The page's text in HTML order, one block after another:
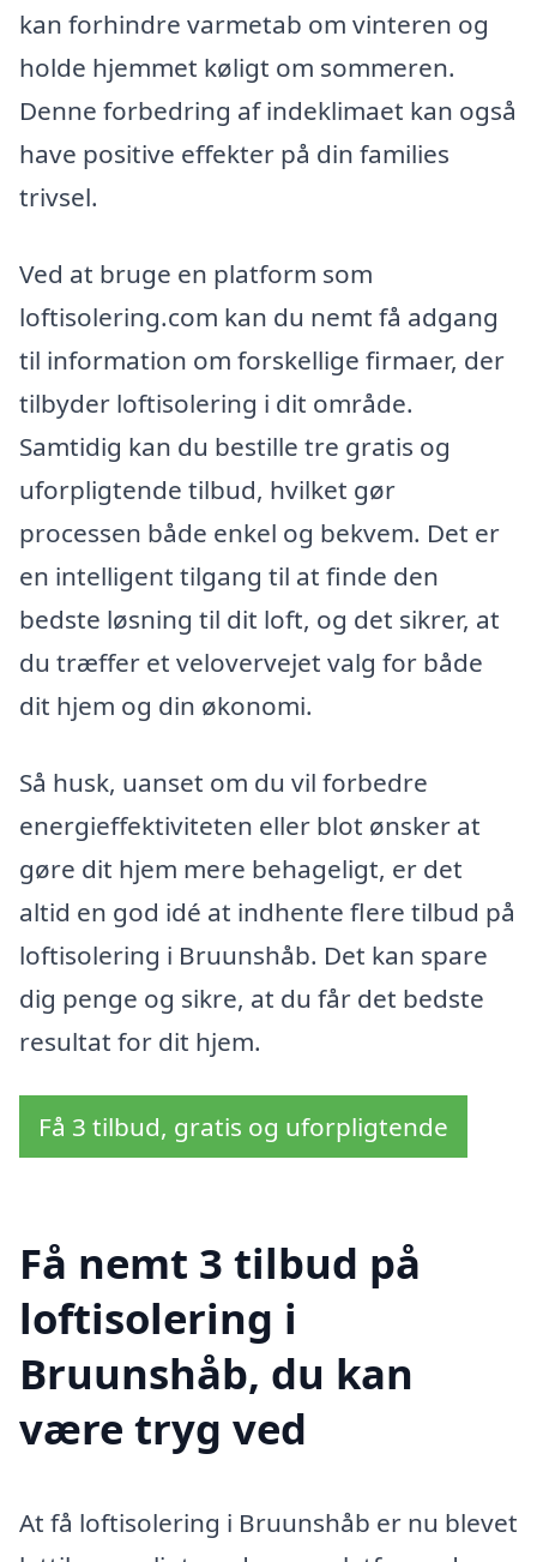
kan forhindre varmetab om vinteren og
holde hjemmet køligt om sommeren.
Denne forbedring af indeklimaet kan også
have positive effekter på din families
trivsel.
Ved at bruge en platform som
loftisolering.com kan du nemt få adgang
til information om forskellige firmaer, der
tilbyder loftisolering i dit område.
Samtidig kan du bestille tre gratis og
uforpligtende tilbud, hvilket gør
processen både enkel og bekvem. Det er
en intelligent tilgang til at finde den
bedste løsning til dit loft, og det sikrer, at
du træffer et velovervejet valg for både
dit hjem og din økonomi.
Så husk, uanset om du vil forbedre
energieffektiviteten eller blot ønsker at
gøre dit hjem mere behageligt, er det
altid en god idé at indhente flere tilbud på
loftisolering i Bruunshåb. Det kan spare
dig penge og sikre, at du får det bedste
resultat for dit hjem.
Få 3 tilbud, gratis og uforpligtende
Få nemt 3 tilbud på
loftisolering i
Bruunshåb, du kan
være tryg ved
At få loftisolering i Bruunshåb er nu blevet